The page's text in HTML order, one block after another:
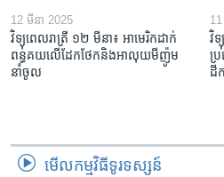
12 មីនា 2025
វិទ្យុពេលរាត្រី ១២ មីនា៖ អាមេរិក​ដាក់​
ពន្ធគយ​លើ​ដែកថែក​និង​អាលុយ​មីញ៉ូម​
នាំចូល
វិ
ប្
ដី
មើល​កម្មវិធី​ទូរទស្សន៍